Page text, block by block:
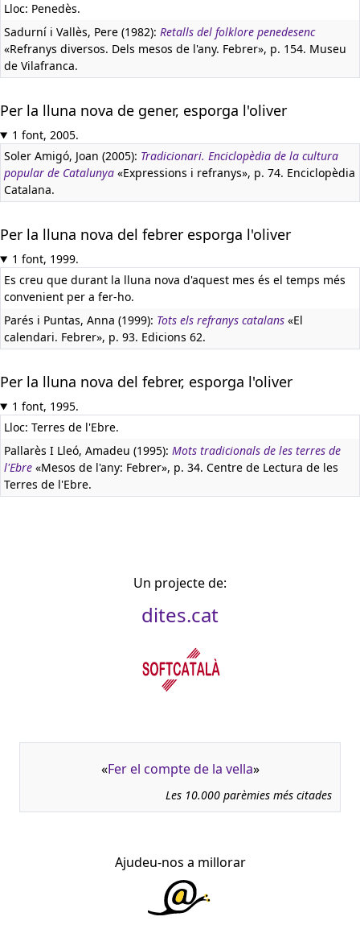
Lloc: Penedès.
Sadurní i Vallès, Pere (1982): Retalls del folklore penedesenc
«Refranys diversos. Dels mesos de l'any. Febrer», p. 154. Museu
de Vilafranca.
Per la lluna nova de gener, esporga l'oliver
1 font, 2005.
Soler Amigó, Joan (2005): Tradicionari. Enciclopèdia de la cultura
popular de Catalunya «Expressions i refranys», p. 74. Enciclopèdia
Catalana.
Per la lluna nova del febrer esporga l'oliver
1 font, 1999.
Es creu que durant la lluna nova d'aquest mes és el temps més
convenient per a fer-ho.
Parés i Puntas, Anna (1999): Tots els refranys catalans «El
calendari. Febrer», p. 93. Edicions 62.
Per la lluna nova del febrer, esporga l'oliver
1 font, 1995.
Lloc: Terres de l'Ebre.
Pallarès I Lleó, Amadeu (1995): Mots tradicionals de les terres de
l'Ebre «Mesos de l'any: Febrer», p. 34. Centre de Lectura de les
Terres de l'Ebre.
Un projecte de:
dites.cat
«Fer el compte de la vella»
Les 10.000 parèmies més citades
Ajudeu-nos a millorar